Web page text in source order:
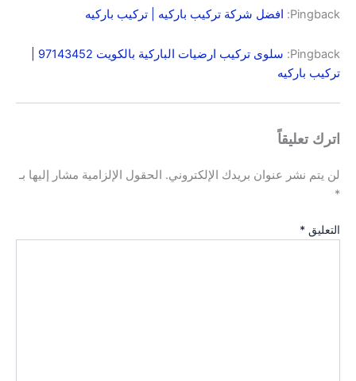
Pingback: افضل شركة تركيب باركيه | تركيب باركيه
Pingback:
تركيب باركيه
اترك تعليقاً
لن يتم نشر عنوان بريدك الإلكتروني. الحقول الإلزامية مشار إليها بـ
*
التعليق *